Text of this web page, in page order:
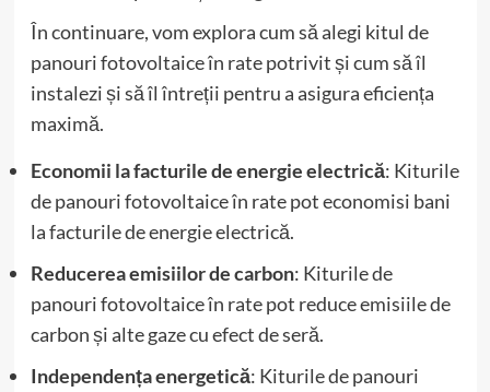
În continuare, vom explora cum să alegi kitul de
panouri fotovoltaice în rate potrivit și cum să îl
instalezi și să îl întreții pentru a asigura eficiența
maximă.
Economii la facturile de energie electrică: Kiturile
de panouri fotovoltaice în rate pot economisi bani
la facturile de energie electrică.
Reducerea emisiilor de carbon: Kiturile de
panouri fotovoltaice în rate pot reduce emisiile de
carbon și alte gaze cu efect de seră.
Independența energetică: Kiturile de panouri